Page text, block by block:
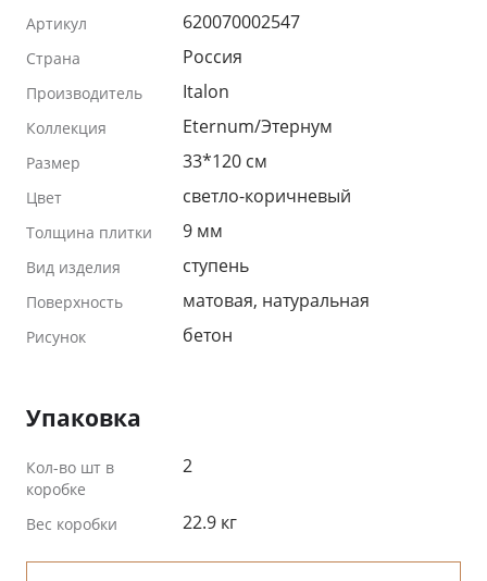
Артикул 620070002547
Страна Россия
Производитель Italon
Коллекция Eternum/Этернум
Размер 33*120 см
Цвет светло-коричневый
Толщина плитки 9 мм
Вид изделия ступень
Поверхность матовая, натуральная
Рисунок бетон
Упаковка
Кол-во шт в
коробке
2
Вес коробки 22.9 кг